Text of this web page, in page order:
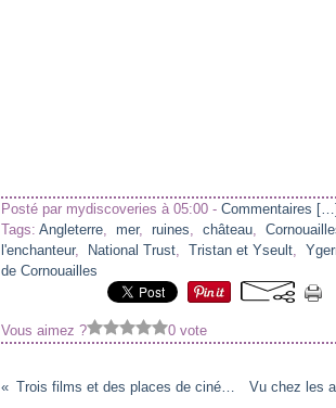
Posté par mydiscoveries à 05:00 - Commentaires […]
Tags: Angleterre, mer, ruines, château,
l'enchanteur, National Trust, Tristan et Yseult,
de Cornouailles
Vous aimez ? 0 vote
Trois films et des places de ciné à gagner!